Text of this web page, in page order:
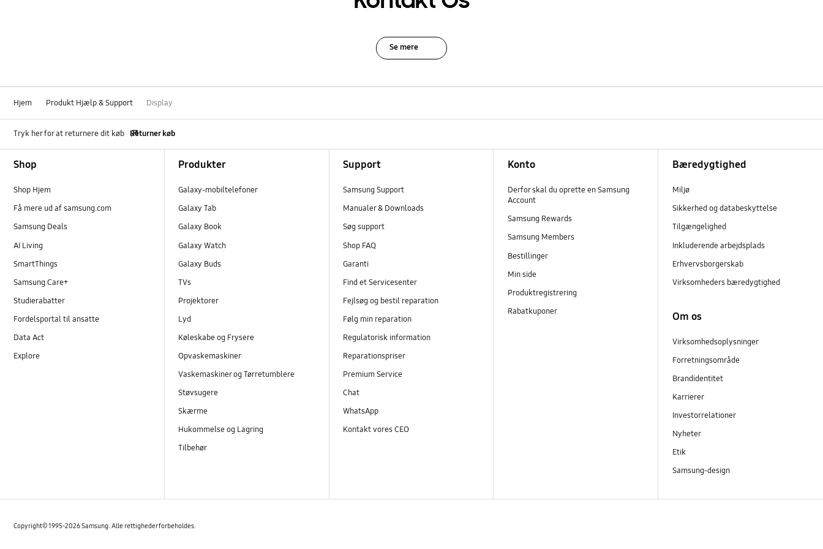
Se mere
Hjem Produkt Hjælp & Support Display
Tryk her for at returnere dit køb Returner køb
Shop
Shop Hjem
Få mere ud af samsung.com
Samsung Deals
AI Living
SmartThings
Samsung Care+
Studierabatter
Fordelsportal til ansatte
Data Act
Explore
Produkter
Galaxy-mobiltelefoner
Galaxy Tab
Galaxy Book
Galaxy Watch
Galaxy Buds
TVs
Projektorer
Lyd
Køleskabe og Frysere
Opvaskemaskiner
Vaskemaskiner og Tørretumblere
Støvsugere
Skærme
Hukommelse og Lagring
Tilbehør
Support
Samsung Support
Manualer & Downloads
Søg support
Shop FAQ
Garanti
Find et Servicesenter
Fejlsøg og bestil reparation
Følg min reparation
Regulatorisk information
Reparationspriser
Premium Service
Chat
WhatsApp
Kontakt vores CEO
Konto
Derfor skal du oprette en Samsung
Account
Samsung Rewards
Samsung Members
Bestillinger
Min side
Produktregistrering
Rabatkuponer
Bæredygtighed
Miljø
Sikkerhed og databeskyttelse
Tilgængelighed
Inkluderende arbejdsplads
Erhvervsborgerskab
Virksomheders bæredygtighed
Om os
Virksomhedsoplysninger
Forretningsområde
Brandidentitet
Karrierer
Investorrelationer
Nyheter
Etik
Samsung-design
Copyright© 1995-2026 Samsung. Alle rettigheder forbeholdes.